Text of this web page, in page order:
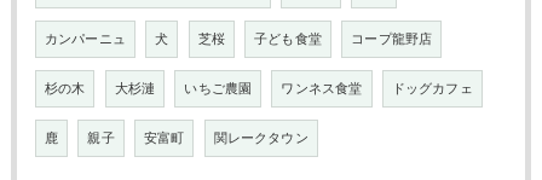
カンパーニュ 犬 芝桜 子ども食堂 コープ龍野店
杉の木 大杉漣 いちご農園 ワンネス食堂 ドッグカフェ
鹿 親子 安富町 関レークタウン